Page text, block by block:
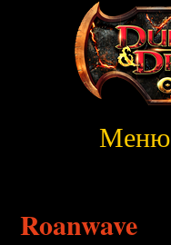
Меню
Roanwave